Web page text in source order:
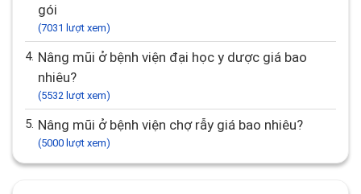
gói
(7031 lượt xem)
4. Nâng mũi ở bệnh viện đại học y dược giá bao
nhiêu?
(5532 lượt xem)
5. Nâng mũi ở bệnh viện chợ rẫy giá bao nhiêu?
(5000 lượt xem)